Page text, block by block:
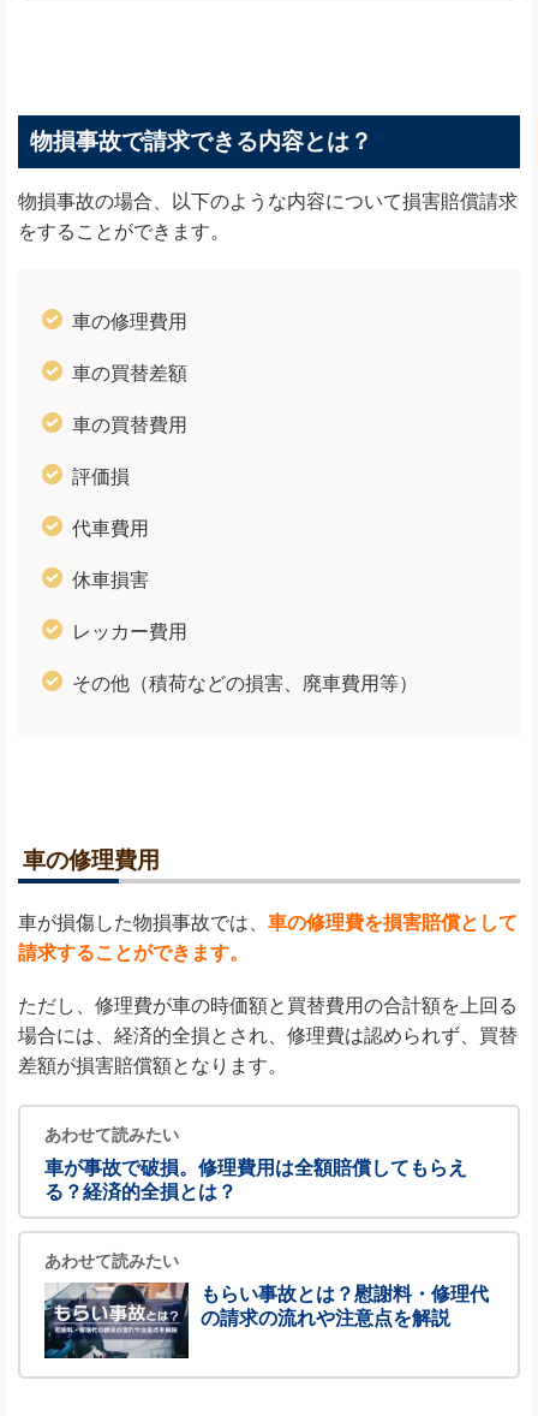
物損事故で請求できる内容とは？
物損事故の場合、以下のような内容について損害賠償請求
をすることができます。
車の修理費用
車の買替差額
車の買替費用
評価損
代車費用
休車損害
レッカー費用
その他（積荷などの損害、廃車費用等）
車の修理費用
車が損傷した物損事故では、 車の修理費を損害賠償として
請求することができます。
ただし、修理費が車の時価額と買替費用の合計額を上回る
場合には、経済的全損とされ、修理費は認められず、買替
差額が損害賠償額となります。
あわせて読みたい
車が事故で破損。修理費用は全額賠償してもらえ
る？経済的全損とは？
あわせて読みたい
もらい事故とは？慰謝料・修理代
の請求の流れや注意点を解説